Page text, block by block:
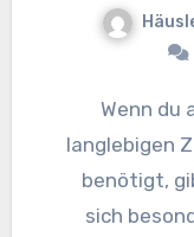
Wenn du auf der Suche nach einem
langlebigen
benötigt,
sich